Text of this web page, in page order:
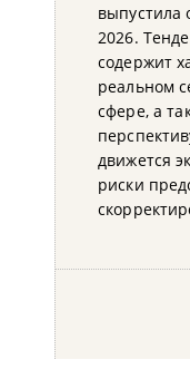
выпустила
2026.
содержит
реальном
сфере, а
движется
риски